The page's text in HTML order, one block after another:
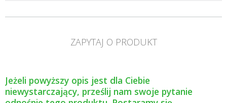
ZAPYTAJ O PRODUKT
Jeżeli powyższy opis jest dla Ciebie
niewystarczający, prześlij nam swoje pytanie